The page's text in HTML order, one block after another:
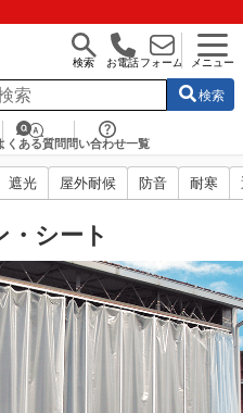
検索 お電話フォーム メニュー
検索
くある質問 問い合わせ一覧
遮光 屋外耐候 防音 耐寒
シート